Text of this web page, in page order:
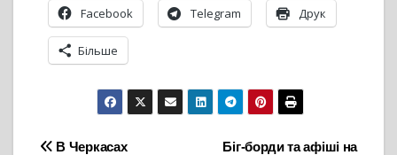
Facebook Telegram Друк
Більше
Біг-борди та афіші на
В Черкасах